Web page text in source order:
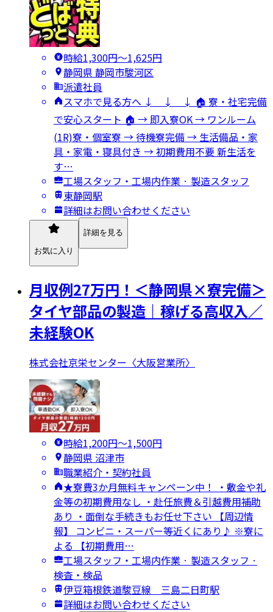
時給1,300円〜1,625円
静岡県 静岡市駿河区
派遣社員
スマホで見る方へ ↓ ↓ ↓ 🏠 寮・社宅完備
で安心スタート 🏠 → 即入寮OK → ワンルーム
(1R)寮・個室寮 → 待機寮完備 → 生活備品・家
具・家電・寝具付き → 初期費用不要 新生活を
す…
工場スタッフ・工場内作業 · 製造スタッフ
東静岡駅
詳細はお問い合わせください
お気に入り
詳細を見る
月収例27万円！＜静岡県×寮完備＞
タイヤ部品の製造｜稼げる高収入／
未経験OK
株式会社京栄センター〈大阪営業所〉
時給1,200円〜1,500円
静岡県 沼津市
職業紹介・契約社員
★寮費3か月無料キャンペーン中！ ・敷金や礼
金等の初期費用なし ・赴任旅費＆引越費用補助
あり ・面倒な手続きもお任せ下さい 【周辺情
報】 コンビニ・スーパー等近くにあり♪ ※寮に
よる 【初期費用…
工場スタッフ・工場内作業 · 製造スタッフ ·
検査・検品
伊豆箱根鉄道駿豆線 三島二日町駅
詳細はお問い合わせください